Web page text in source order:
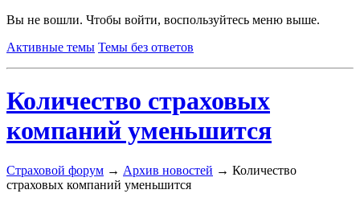
Вы не вошли. Чтобы войти, воспользуйтесь меню выше.
Активные темы Темы без ответов
Количество страховых
компаний уменьшится
Страховой форум → Архив новостей → Количество
страховых компаний уменьшится